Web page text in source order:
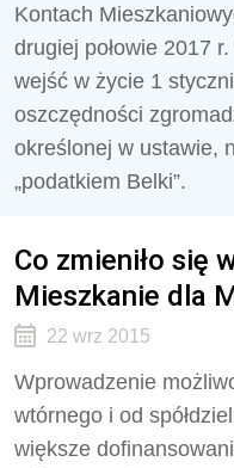
Kontach
drugiej połowie 2017
wejść w życie 1
oszczędności
określonej w ustawie,
„podatkiem Belki”.
Co zmieniło się
Mieszkanie dla
22 wrz 2015
Wprowadzenie
wtórnego i od
większe